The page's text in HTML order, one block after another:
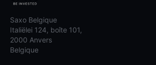
Saxo Belgique
Italiëlei 124, boîte 101,
2000 Anvers
Belgique